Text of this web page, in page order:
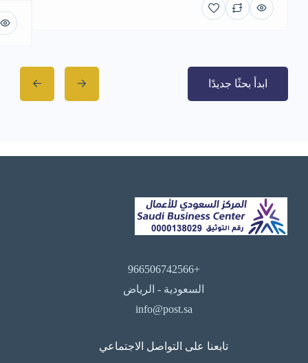
ابدأ بحثًا جديدًا
+966506742566
السعودية - الرياض
info@post.sa
تابعنا على التواصل الاجتماعي